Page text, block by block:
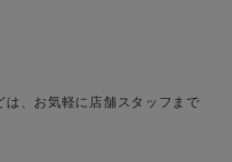
は、お気軽に店舗スタッフまで